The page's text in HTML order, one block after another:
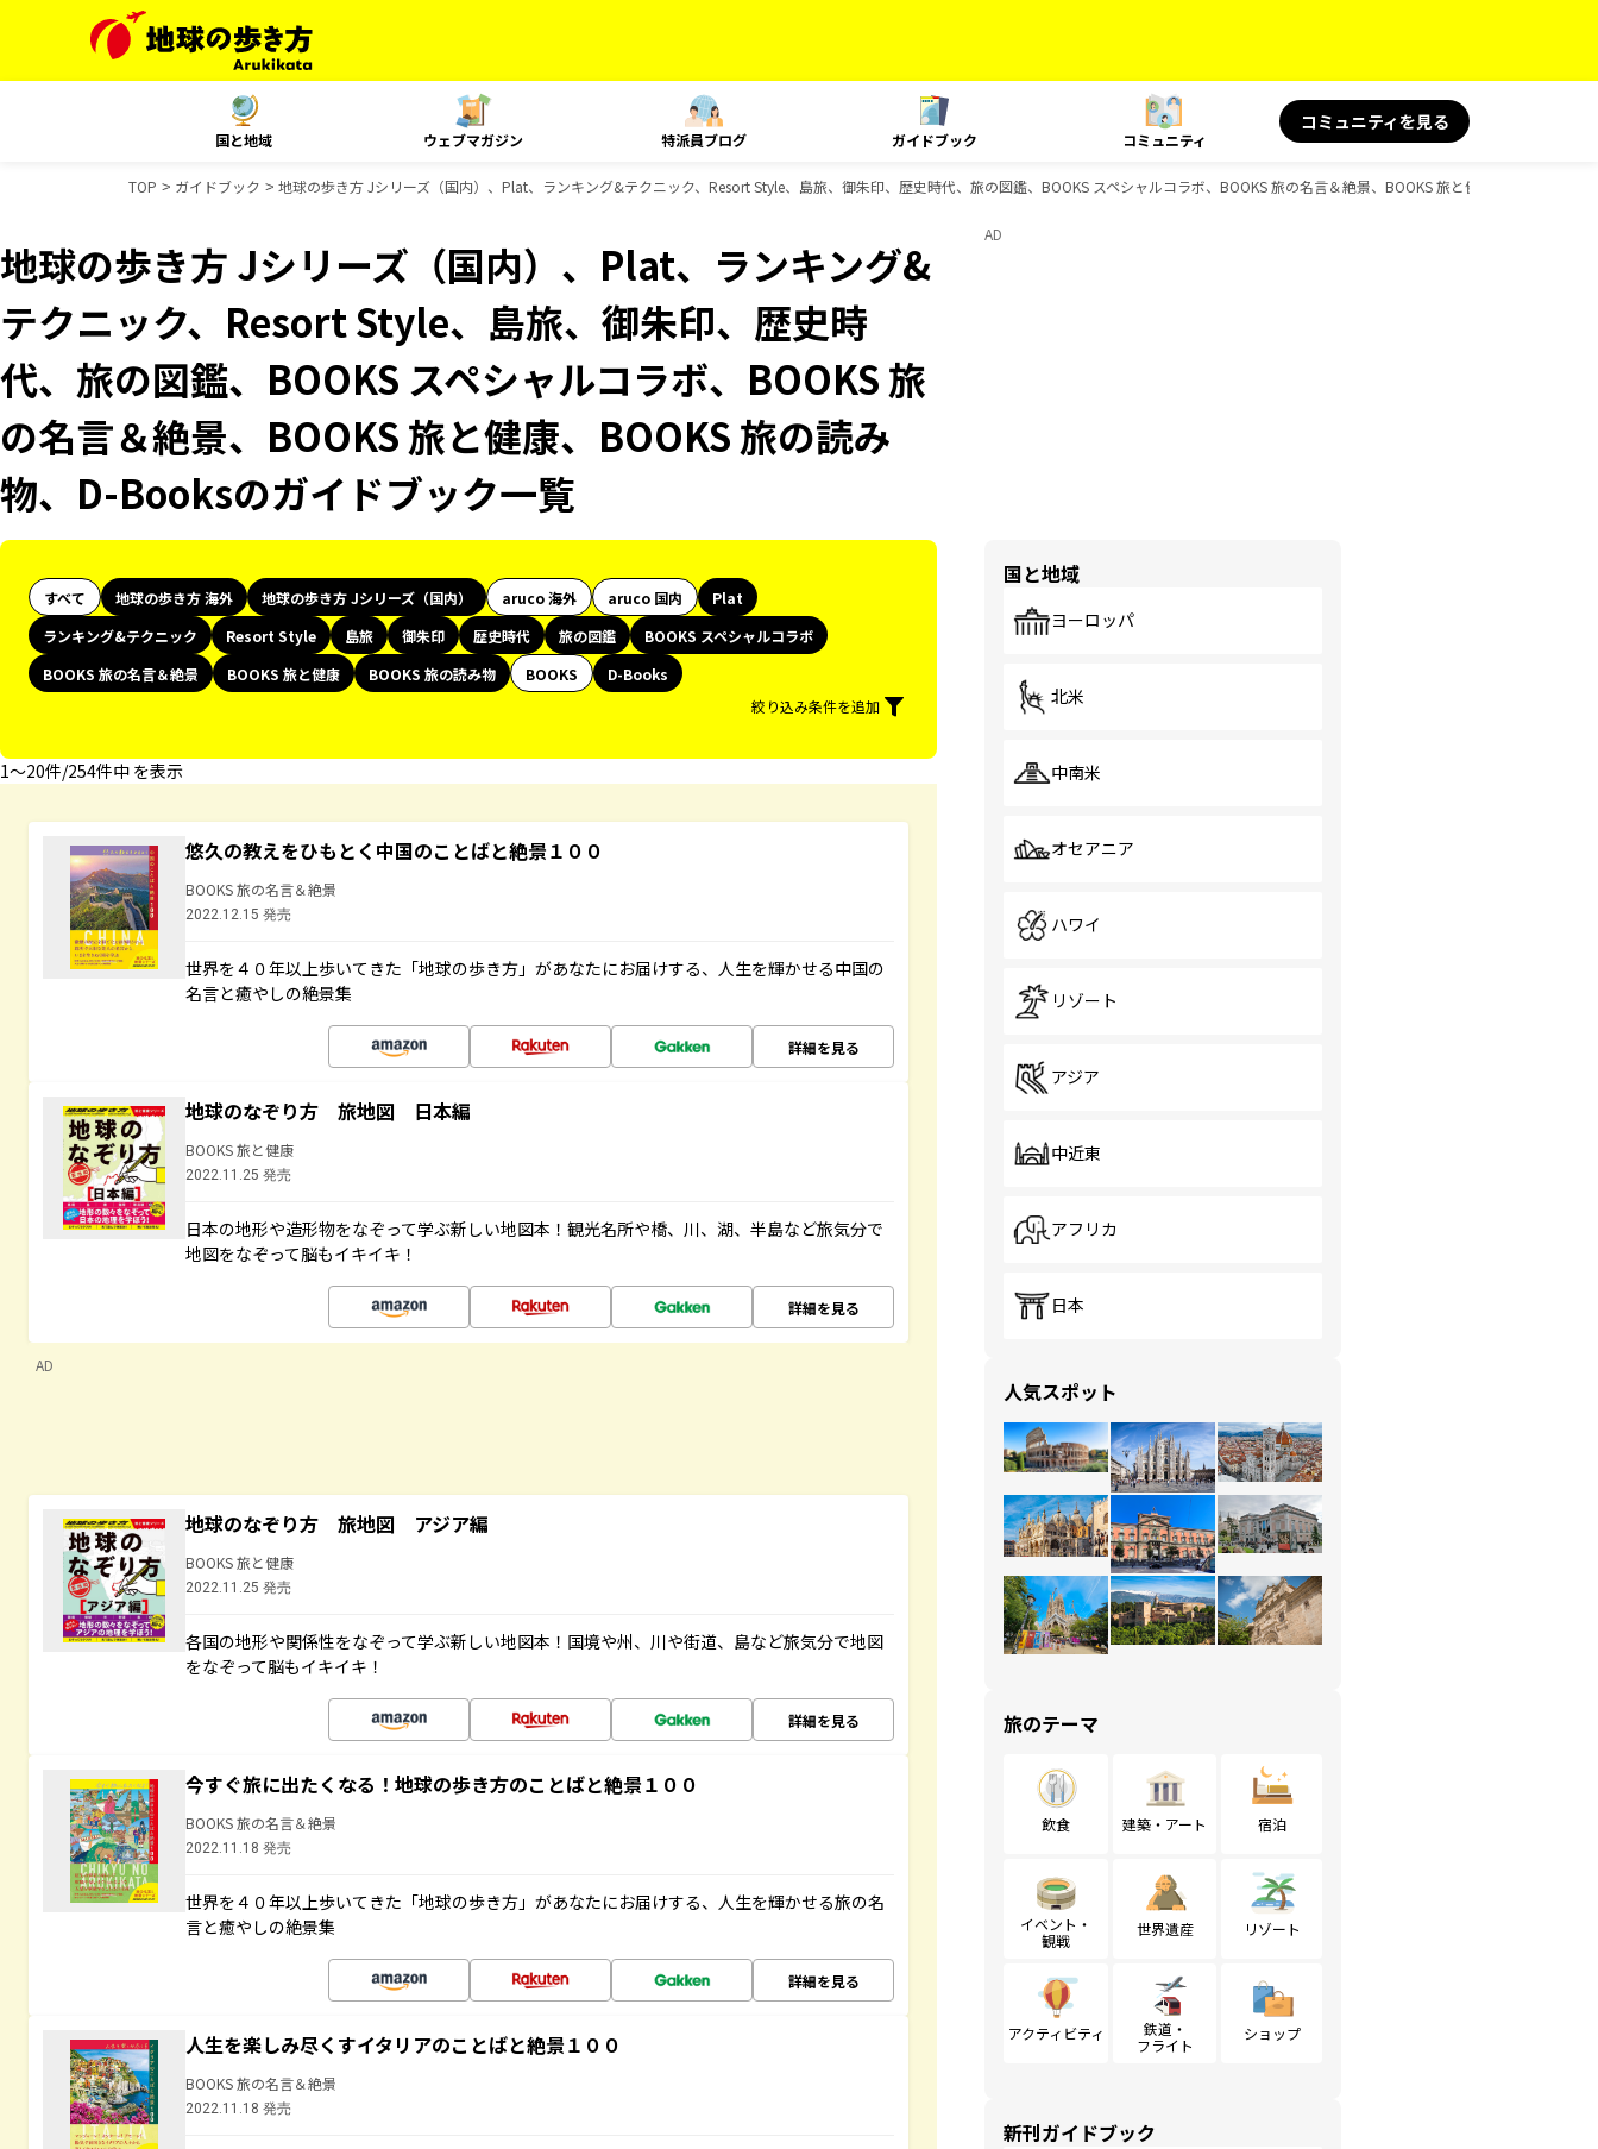
国と地域 ウェブマガジン 特派員ブログ ガイドブック コミュニティ
コミュニティを見る
TOP ガイドブック 地球の歩き方 Jシリーズ（国内）、Plat、ランキング&テクニック、Resort Style、島旅、御朱印、歴史時代、旅の図鑑、BOOKS スペシャルコラボ、BOOKS 旅の名言＆絶景、BOOKS 旅と健康、BOOKS 旅
地球の歩き方 Jシリーズ（国内）、Plat、ランキング&
テクニック、Resort Style、島旅、御朱印、歴史時
代、旅の図鑑、BOOKS スペシャルコラボ、BOOKS 旅
の名言＆絶景、BOOKS 旅と健康、BOOKS 旅の読み
物、D-Booksのガイドブック一覧
すべて 地球の歩き方 海外 地球の歩き方 Jシリーズ（国内） aruco 海外 aruco 国内
Plat
ランキング&テクニック
Resort Style 島旅 御朱印 歴史時代 旅の図鑑
BOOKS スペシャルコラボ
BOOKS 旅の名言＆絶景
BOOKS 旅と健康 BOOKS 旅の読み物 BOOKS
D-Books
絞り込み条件を追加
1〜20件/254件中 を表示
悠久の教えをひもとく中国のことばと絶景１００
BOOKS 旅の名言＆絶景
2022.12.15 発売
世界を４０年以上歩いてきた「地球の歩き方」があなたにお届けする、人生を輝かせる中国の
名言と癒やしの絶景集
詳細を見る
地球のなぞり方 旅地図 日本編
BOOKS 旅と健康
2022.11.25 発売
日本の地形や造形物をなぞって学ぶ新しい地図本！観光名所や橋、川、湖、半島など旅気分で
地図をなぞって脳もイキイキ！
詳細を見る
AD
地球のなぞり方 旅地図 アジア編
BOOKS 旅と健康
2022.11.25 発売
各国の地形や関係性をなぞって学ぶ新しい地図本！国境や州、川や街道、島など旅気分で地図
をなぞって脳もイキイキ！
詳細を見る
今すぐ旅に出たくなる！地球の歩き方のことばと絶景１００
BOOKS 旅の名言＆絶景
2022.11.18 発売
世界を４０年以上歩いてきた「地球の歩き方」があなたにお届けする、人生を輝かせる旅の名
言と癒やしの絶景集
詳細を見る
人生を楽しみ尽くすイタリアのことばと絶景１００
BOOKS 旅の名言＆絶景
2022.11.18 発売
AD
国と地域
ヨーロッパ
北米
中南米
オセアニア
ハワイ
リゾート
アジア
中近東
アフリカ
日本
人気スポット
旅のテーマ
飲食 建築・アート 宿泊
イベント・
観戦
世界遺産 リゾート
アクティビティ
鉄道・
フライト
ショップ
新刊ガイドブック